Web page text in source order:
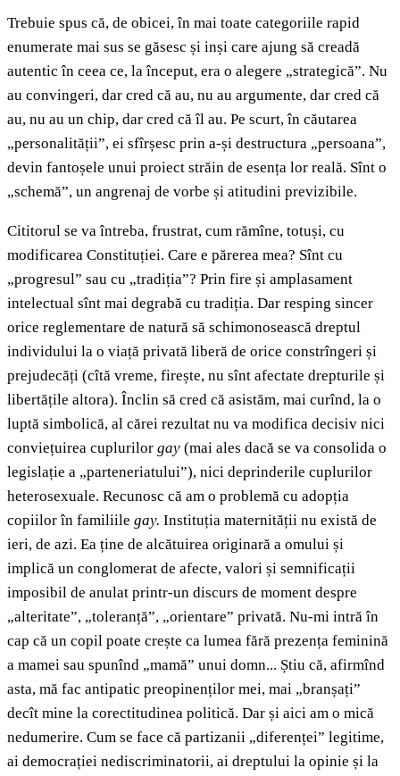
Trebuie spus că, de obicei, în mai toate categoriile rapid
enumerate mai sus se găsesc și inși care ajung să creadă
autentic în ceea ce, la început, era o alegere „strategică”. Nu
au convingeri, dar cred că au, nu au argumente, dar cred că
au, nu au un chip, dar cred că îl au. Pe scurt, în căutarea
„personalității”, ei sfîrșesc prin a-și destructura „persoana”,
devin fantoșele unui proiect străin de esența lor reală. Sînt o
„schemă”, un angrenaj de vorbe și atitudini previzibile.
Cititorul se va întreba, frustrat, cum rămîne, totuși, cu
modificarea Constituției. Care e părerea mea? Sînt cu
„progresul” sau cu „tradiția”? Prin fire și amplasament
intelectual sînt mai degrabă cu tradiția. Dar resping sincer
orice reglementare de natură să schimonosească dreptul
individului la o viață privată liberă de orice constrîngeri și
prejudecăți (cîtă vreme, firește, nu sînt afectate drepturile și
libertățile altora). Înclin să cred că asistăm, mai curînd, la o
luptă simbolică, al cărei rezultat nu va modifica decisiv nici
conviețuirea cuplurilor gay (mai ales dacă se va consolida o
legislație a „parteneriatului”), nici deprinderile cuplurilor
heterosexuale. Recunosc că am o problemă cu adopția
copiilor în familiile gay. Instituția maternității nu există de
ieri, de azi. Ea ține de alcătuirea originară a omului și
implică un conglomerat de afecte, valori și semnificații
imposibil de anulat printr-un discurs de moment despre
„alteritate”, „toleranță”, „orientare” privată. Nu-mi intră în
cap că un copil poate crește ca lumea fără prezența feminină
a mamei sau spunînd „mamă” unui domn... Știu că, afirmînd
asta, mă fac antipatic preopinenților mei, mai „branșați”
decît mine la corectitudinea politică. Dar și aici am o mică
nedumerire. Cum se face că partizanii „diferenței” legitime,
ai democrației nediscriminatorii, ai dreptului la opinie și la